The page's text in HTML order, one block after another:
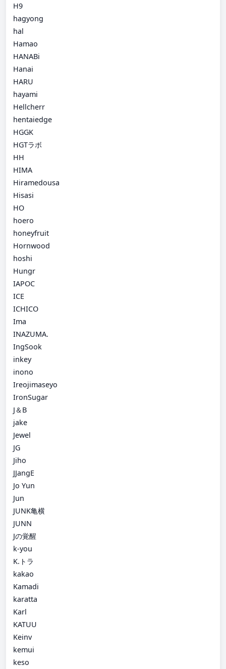
H9
hagyong
hal
Hamao
HANABi
Hanai
HARU
hayami
Hellcherr
hentaiedge
HGGK
HGTラボ
HH
HIMA
Hiramedousa
Hisasi
HO
hoero
honeyfruit
Hornwood
hoshi
Hungr
IAPOC
ICE
ICHICO
Ima
INAZUMA.
IngSook
inkey
inono
Ireojimaseyo
IronSugar
J＆B
jake
Jewel
JG
Jiho
JJangE
Jo Yun
Jun
JUNK亀横
JUNN
Jの覚醒
k-you
K.トラ
kakao
Kamadi
karatta
Karl
KATUU
Keinv
kemui
keso